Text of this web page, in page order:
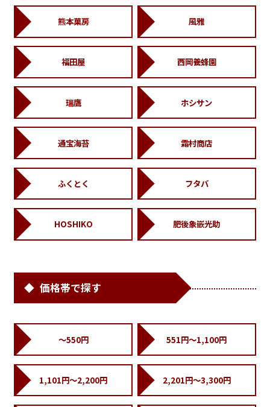
熊本菓房 風雅
福田屋 西岡養蜂園
瑞鷹 ホシサン
通宝海苔 霜村商店
ふくとく フタバ
HOSHIKO 肥後象嵌光助
価格帯で探す
～550円 551円～1,100円
1,101円～2,200円 2,201円～3,300円